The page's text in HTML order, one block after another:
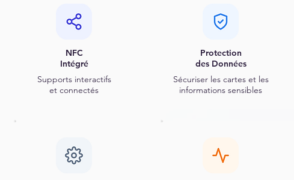
NFC
Intégré
Supports interactifs
et connectés
Protection
des Données
Sécuriser les cartes et les
informations sensibles